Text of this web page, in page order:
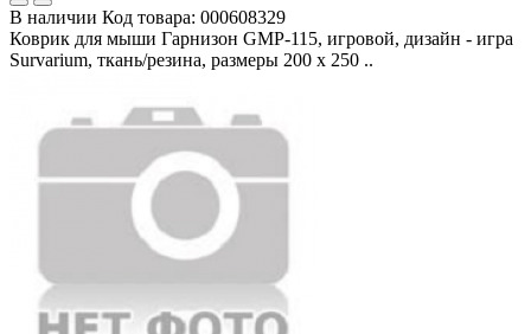
В наличии Код товара: 000608329
Коврик для мыши Гарнизон GMP-115, игровой, дизайн - игра
Survarium, ткань/резина, размеры 200 x 250 ..